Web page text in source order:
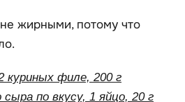
жирными, потому что
куриных филе, 200 г
по вкусу, 1 яйцо, 20 г